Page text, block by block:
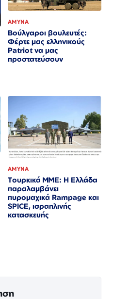
ΑΜΥΝΑ
Βούλγαροι βουλευτές:
Φέρτε μας ελληνικούς
Patriot να μας
προστατεύσουν
ΑΜΥΝΑ
Τουρκικά ΜΜΕ: Η Ελλάδα
παραλαμβάνει
πυρομαχικά Rampage και
SPICE, ισραηλινής
κατασκευής